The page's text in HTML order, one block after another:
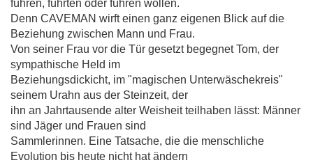
führen, führten oder führen wollen.
Denn CAVEMAN wirft einen ganz eigenen Blick auf die
Beziehung zwischen Mann und Frau.
Von seiner Frau vor die Tür gesetzt begegnet Tom, der
sympathische Held im
Beziehungsdickicht, im "magischen Unterwäschekreis"
seinem Urahn aus der Steinzeit, der
ihn an Jahrtausende alter Weisheit teilhaben lässt: Männer
sind Jäger und Frauen sind
Sammlerinnen. Eine Tatsache, die die menschliche
Evolution bis heute nicht hat ändern